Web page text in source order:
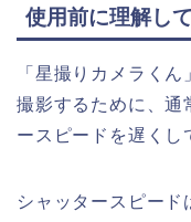
使用前に理解し
「星撮りカメラく
撮影するために、通
ースピードを遅くし
シャッタースピード